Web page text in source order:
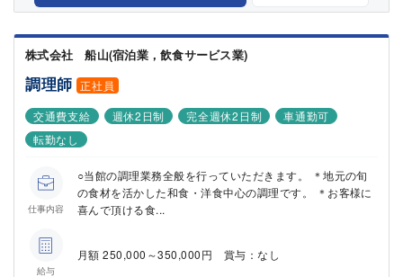
株式会社 船山(宿泊業，飲食サービス業)
調理師 正社員
交通費支給
週休2日制 完全週休2日制
車通勤可
転勤なし
仕事内容
○当館の調理業務全般を行っていただきます。 ＊地元の旬
の食材を活かした和食・洋食中心の調理です。 ＊お客様に
喜んで頂ける食...
給与
月額 250,000～350,000円 賞与：なし